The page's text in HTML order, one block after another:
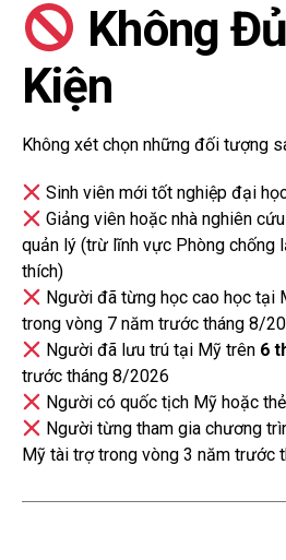
Không
Kiện
Không xét chọn những đối tượng
Sinh viên mới tốt nghiệp đại
Giảng viên hoặc nhà nghiên
quản lý (trừ lĩnh vực Phòng chống
thích)
Người đã từng học cao học tại
trong vòng 7 năm trước tháng 8/
Người đã lưu trú tại Mỹ trên 6
trước tháng 8/2026
Người có quốc tịch Mỹ hoặc
Người từng tham gia chương
Mỹ tài trợ trong vòng 3 năm trước